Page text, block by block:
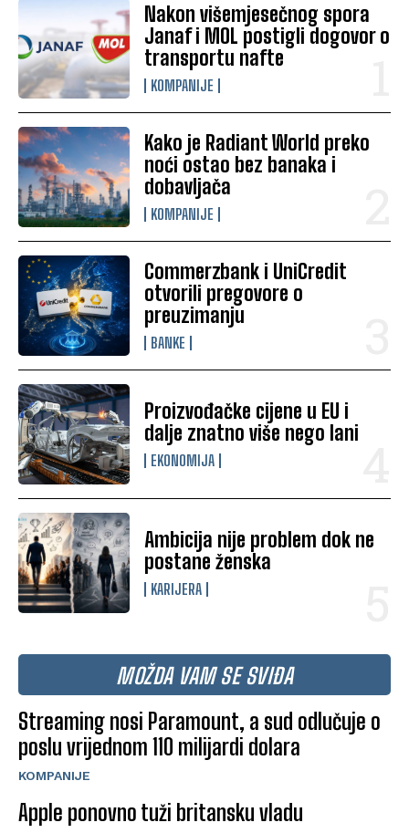
Nakon višemjesečnog spora
Janaf i MOL postigli dogovor o
transportu nafte
KOMPANIJE
Kako je Radiant World preko
noći ostao bez banaka i
dobavljača
KOMPANIJE
Commerzbank i UniCredit
otvorili pregovore o
preuzimanju
BANKE
Proizvođačke cijene u EU i
dalje znatno više nego lani
EKONOMIJA
Ambicija nije problem dok ne
postane ženska
KARIJERA
MOŽDA VAM SE SVIĐA
Streaming nosi Paramount, a sud odlučuje o
poslu vrijednom 110 milijardi dolara
KOMPANIJE
Apple ponovno tuži britansku vladu